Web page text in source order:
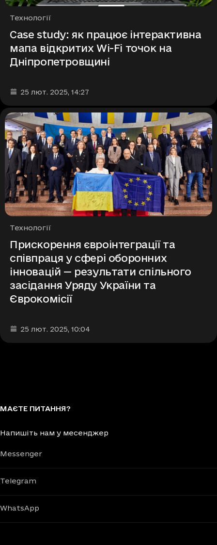
Рубрики
Технології
Case study: як працює інтерактивна
мапа відкритих Wi-Fi точок на
Дніпропетровщині
Дата та час публікації
25 лют. 2025, 14:27
Рубрики
Технології
Прискорення євроінтеграції та
співпраця у сфері оборонних
інновацій — результати спільного
засідання Уряду України та
Єврокомісії
Дата та час публікації
25 лют. 2025, 10:04
МАЄТЕ ПИТАННЯ?
Напишіть нам у месенджер
Messenger
Telegram
WhatsApp